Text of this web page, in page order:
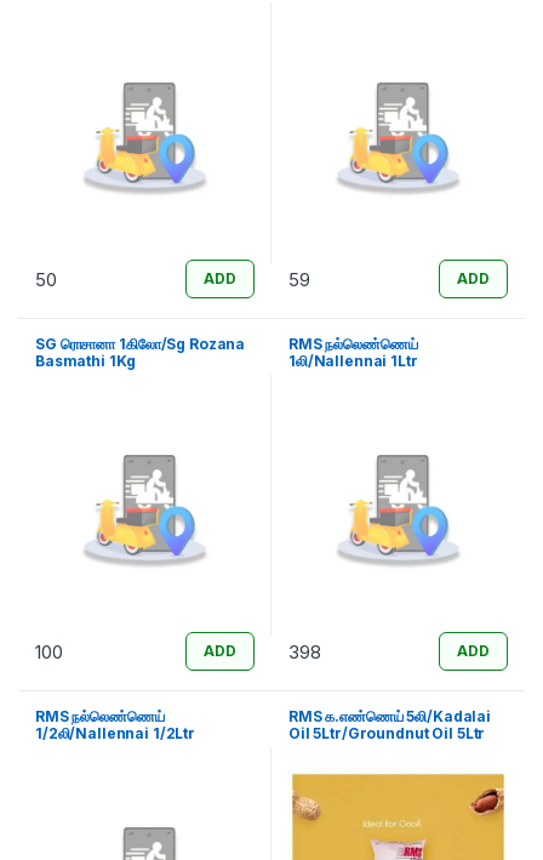
50 ADD 59 ADD
SG ரொசானா 1கிலோ/Sg Rozana
Basmathi 1Kg
100 ADD
RMS நல்லெண்ணெய்
1லி/Nallennai 1Ltr
398 ADD
RMS நல்லெண்ணெய்
1/2லி/Nallennai 1/2Ltr
RMS க.எண்ணெய் 5லி/Kadalai
Oil 5Ltr/Groundnut Oil 5Ltr